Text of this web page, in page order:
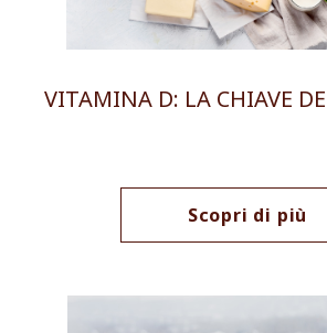
VITAMINA D: LA CHIAVE
Scopri di più